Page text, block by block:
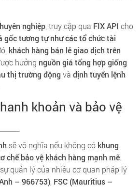
nghiệp, truy cập qua FIX API cho
gốc tương tự như các tổ chức tài
khách hàng bán lẻ giao dịch trên
hưởng nguồn giá tổng hợp giống
thị trường động và định tuyến lệnh
khoản và bảo vệ
sẽ vô nghĩa nếu không có khung
chế bảo vệ khách hàng mạnh mẽ.
quản lý của nhiều cơ quan pháp lý
– 966753), FSC (Mauritius –